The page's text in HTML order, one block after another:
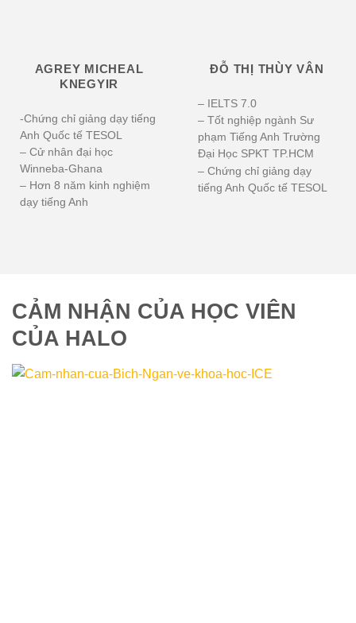
AGREY MICHEAL
KNEGYIR
-Chứng chỉ giảng dạy tiếng
Anh Quốc tế TESOL
– Cử nhân đại học
Winneba-Ghana
– Hơn 8 năm kinh nghiệm
dạy tiếng Anh
ĐỖ THỊ THÙY VÂN
– IELTS 7.0
– Tốt nghiệp ngành Sư
phạm Tiếng Anh Trường
Đại Học SPKT TP.HCM
– Chứng chỉ giảng dạy
tiếng Anh Quốc tế TESOL
CẢM NHẬN CỦA HỌC VIÊN
CỦA HALO